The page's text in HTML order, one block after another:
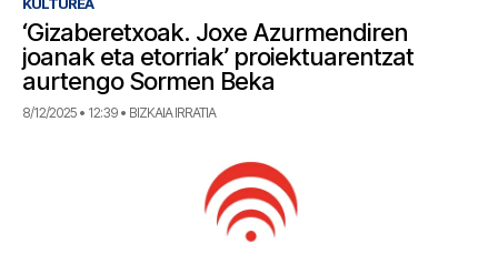
‘Gizaberetxoak. Joxe Azurmendiren
joanak eta etorriak’ proiektuarentzat
aurtengo Sormen Beka
8/12/2025 • 12:39 • BIZKAIA IRRATIA